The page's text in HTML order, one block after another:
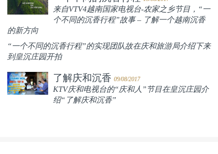
来自VTV4越南国家电视台-农家之乡节目，“一
个不同的沉香行程”故事 – 了解一个越南沉香
的新方向
“一个不同的沉香行程”的实现团队故在庆和旅游局介绍下来
到皇沉庄园开拍
了解庆和沉香 09/08/2017
KTV庆和电视台的“庆和人”节目在皇沉庄园介
绍“了解庆和沉香”